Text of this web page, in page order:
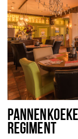
REGIMENT